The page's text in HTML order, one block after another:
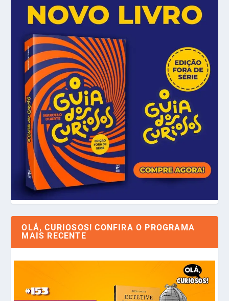
OLÁ, CURIOSOS! CONFIRA O PROGRAMA
MAIS RECENTE